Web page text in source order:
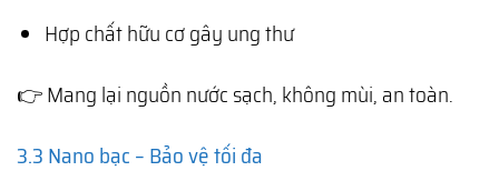
Hợp chất hữu cơ gây ung thư
👉 Mang lại nguồn nước sạch, không mùi, an toàn.
3.3 Nano bạc – Bảo vệ tối đa